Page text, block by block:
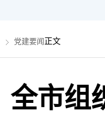
党建要闻 正文
全市组